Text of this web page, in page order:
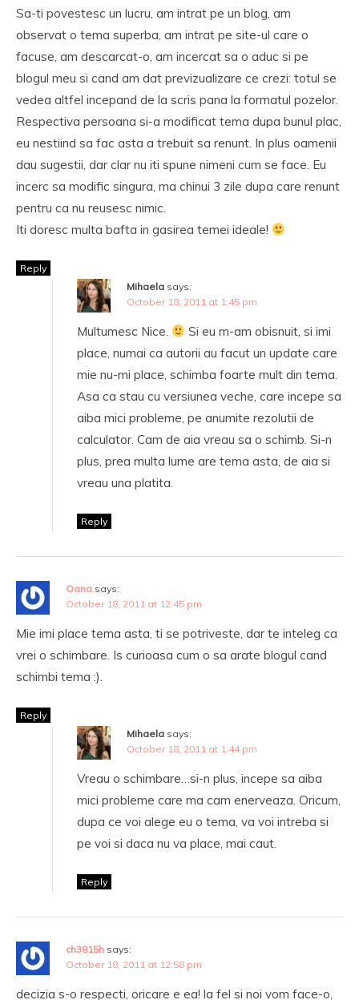
Sa-ti povestesc un lucru, am intrat pe un blog, am
observat o tema superba, am intrat pe site-ul care o
facuse, am descarcat-o, am incercat sa o aduc si pe
blogul meu si cand am dat previzualizare ce crezi: totul se
vedea altfel incepand de la scris pana la formatul pozelor.
Respectiva persoana si-a modificat tema dupa bunul plac,
eu nestiind sa fac asta a trebuit sa renunt. In plus oamenii
dau sugestii, dar clar nu iti spune nimeni cum se face. Eu
incerc sa modific singura, ma chinui 3 zile dupa care renunt
pentru ca nu reusesc nimic.
Iti doresc multa bafta in gasirea temei ideale!
Reply
Mihaela says:
October 18, 2011 at 1:45 pm
Multumesc Nice.
Si eu m-am obisnuit, si imi
place, numai ca autorii au facut un update care
mie nu-mi place, schimba foarte mult din tema.
Asa ca stau cu versiunea veche, care incepe sa
aiba mici probleme, pe anumite rezolutii de
calculator. Cam de aia vreau sa o schimb. Si-n
plus, prea multa lume are tema asta, de aia si
vreau una platita.
Reply
Oana says:
October 18, 2011 at 12:45 pm
Mie imi place tema asta, ti se potriveste, dar te inteleg ca
vrei o schimbare. Is curioasa cum o sa arate blogul cand
schimbi tema :).
Reply
Mihaela says:
October 18, 2011 at 1:44 pm
Vreau o schimbare…si-n plus, incepe sa aiba
mici probleme care ma cam enerveaza. Oricum,
dupa ce voi alege eu o tema, va voi intreba si
pe voi si daca nu va place, mai caut.
Reply
ch3815h says:
October 18, 2011 at 12:58 pm
decizia s-o respecti, oricare e ea! la fel si noi vom face-o,